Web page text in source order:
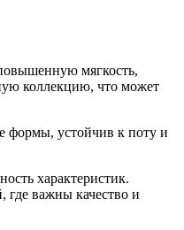
мягкость,
коллекцию, что может
формы, устойчив к поту и
характеристик.
где важны качество и